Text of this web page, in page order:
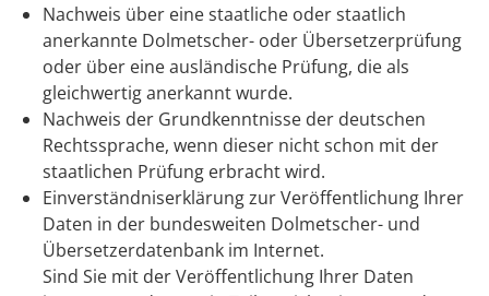
Nachweis über eine staatliche oder staatlich
anerkannte Dolmetscher- oder Übersetzerprüfung
oder über eine ausländische Prüfung, die als
gleichwertig anerkannt wurde.
Nachweis der Grundkenntnisse der deutschen
Rechtssprache, wenn dieser nicht schon mit der
staatlichen Prüfung erbracht wird.
Einverständniserklärung zur Veröffentlichung Ihrer
Daten in der bundesweiten Dolmetscher- und
Übersetzerdatenbank im Internet.
Sind Sie mit der Veröffentlichung Ihrer Daten